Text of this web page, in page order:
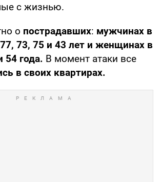
с жизнью.
о пострадавших: мужчинах в
73, 75 и 43 лет и женщинах в
54 года. В момент атаки все
в своих квартирах.